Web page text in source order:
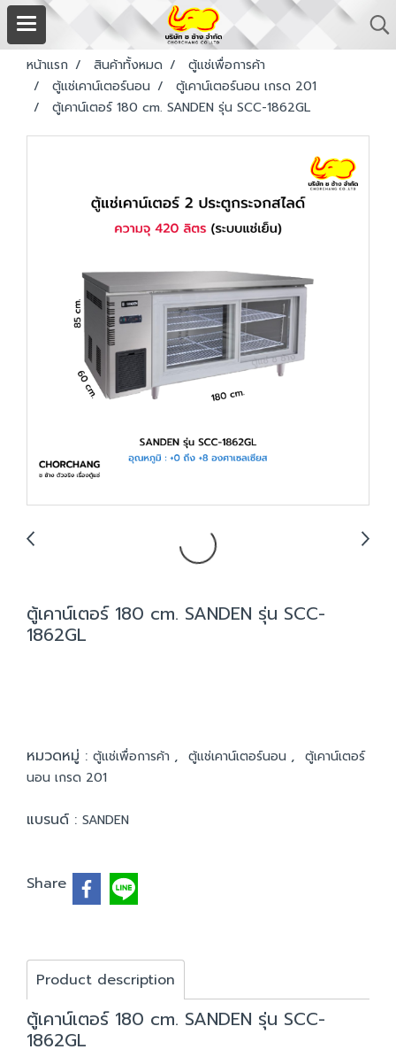
หน้าแรก สินค้าทั้งหมด
ตู้แช่เพื่อการค้า
ตู้แช่เคาน์เตอร์นอน
ตู้เคาน์เตอร์นอน เกรด 201
ตู้เคาน์เตอร์ 180 cm. SANDEN รุ่น SCC-1862GL
ตู้เคาน์เตอร์ 180 cm. SANDEN รุ่น SCC-
1862GL
หมวดหมู่ : ตู้แช่เพื่อการค้า , ตู้แช่เคาน์เตอร์นอน , ตู้เคาน์เตอร์
นอน เกรด 201
แบรนด์ : SANDEN
Share
Product description
ตู้เคาน์เตอร์ 180 cm. SANDEN รุ่น SCC-
1862GL